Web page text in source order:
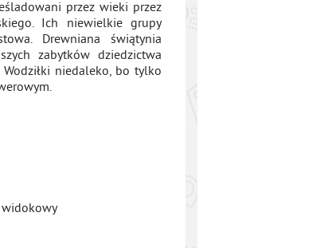
przez wieki przez
Ich niewielkie grupy
Drewniana świątynia
zabytków dziedzictwa
niedaleko, bo tylko
widokowy